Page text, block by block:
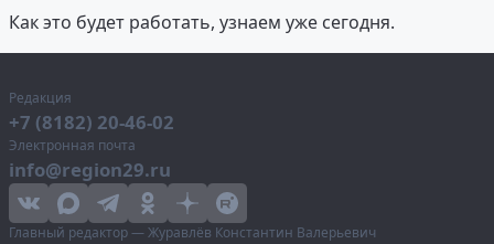
Как это будет работать, узнаем уже сегодня.
Редакция
+7 (8182) 20-46-02
Электронная почта
info@region29.ru
Главный редактор — Журавлёв Константин Валерьевич